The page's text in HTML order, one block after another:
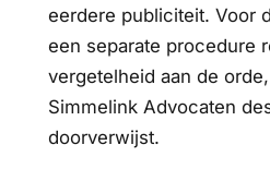
eerdere publiciteit. Voor
een separate procedure
vergetelheid aan de
Simmelink Advocaten
doorverwijst.